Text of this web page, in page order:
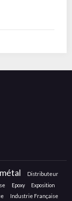
Distributeur
Epoxy
Exposition
Industrie Française